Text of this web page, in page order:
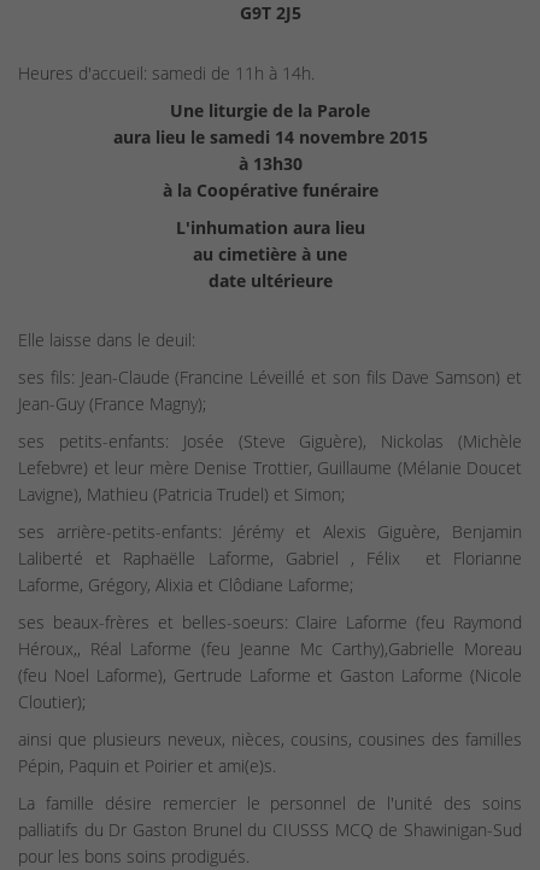
G9T 2J5
Heures d'accueil: samedi de 11h à 14h.
Une liturgie de la Parole
aura lieu le samedi 14 novembre 2015
à 13h30
à la Coopérative funéraire
L'inhumation aura lieu
au cimetière à une
date ultérieure
Elle laisse dans le deuil:
ses fils: Jean-Claude (Francine Léveillé et son fils Dave Samson) et
Jean-Guy (France Magny);
ses petits-enfants: Josée (Steve Giguère), Nickolas (Michèle
Lefebvre) et leur mère Denise Trottier, Guillaume (Mélanie Doucet
Lavigne), Mathieu (Patricia Trudel) et Simon;
ses arrière-petits-enfants: Jérémy et Alexis Giguère, Benjamin
Laliberté et Raphaëlle Laforme, Gabriel , Félix et Florianne
Laforme, Grégory, Alixia et Clôdiane Laforme;
ses beaux-frères et belles-soeurs: Claire Laforme (feu Raymond
Héroux,, Réal Laforme (feu Jeanne Mc Carthy),Gabrielle Moreau
(feu Noel Laforme), Gertrude Laforme et Gaston Laforme (Nicole
Cloutier);
ainsi que plusieurs neveux, nièces, cousins, cousines des familles
Pépin, Paquin et Poirier et ami(e)s.
La famille désire remercier le personnel de l'unité des soins
palliatifs du Dr Gaston Brunel du CIUSSS MCQ de Shawinigan-Sud
pour les bons soins prodigués.